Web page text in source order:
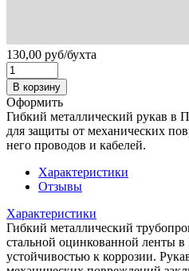
130,00 руб/бухта
В корзину
Оформить
Гибкий металлический рукав в
для защиты от механических
него проводов и кабелей.
Характеристики
Отзывы
Характеристики
Гибкий металлический
стальной оцинкованной ленты
устойчивостью к коррозии.